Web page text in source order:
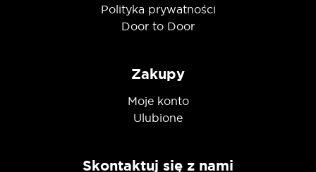
Polityka prywatności
Door to Door
Zakupy
Moje konto
Ulubione
Skontaktuj się z nami